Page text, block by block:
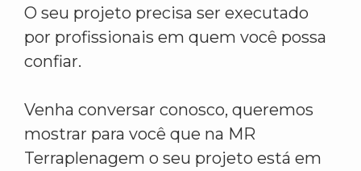
O seu projeto precisa ser executado
por profissionais em quem você possa
confiar.
Venha conversar conosco, queremos
mostrar para você que na MR
Terraplenagem o seu projeto está em